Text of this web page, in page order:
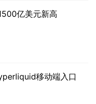
亿美元新高
移动端入口